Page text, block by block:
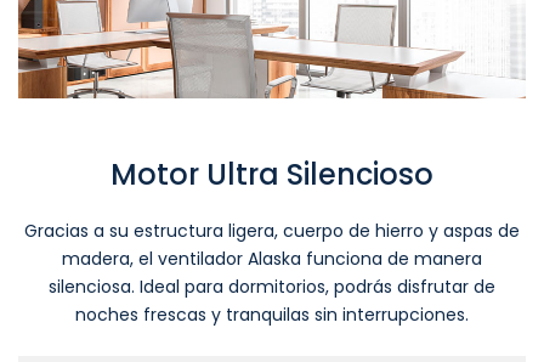
Motor Ultra Silencioso
Gracias a su estructura ligera, cuerpo de hierro y aspas de
madera, el ventilador Alaska funciona de manera
silenciosa. Ideal para dormitorios, podrás disfrutar de
noches frescas y tranquilas sin interrupciones.